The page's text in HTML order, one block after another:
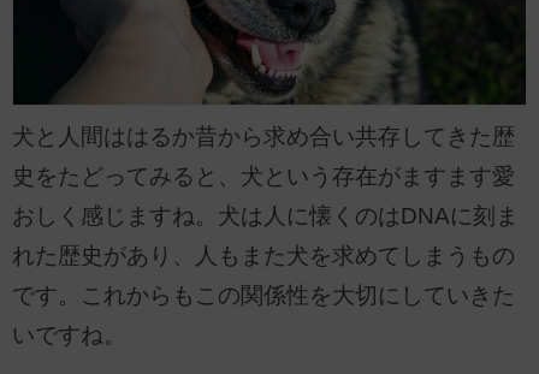
犬と人間ははるか昔から求め合い共存してきた歴
史をたどってみると、犬という存在がますます愛
おしく感じますね。犬は人に懐くのはDNAに刻ま
れた歴史があり、人もまた犬を求めてしまうもの
です。これからもこの関係性を大切にしていきた
いですね。